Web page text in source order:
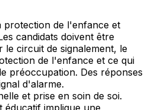
protection de l'enfance et
candidats doivent être
le circuit de signalement, le
de l'enfance et ce qui
préoccupation. Des réponses
d'alarme.
et prise en soin de soi.